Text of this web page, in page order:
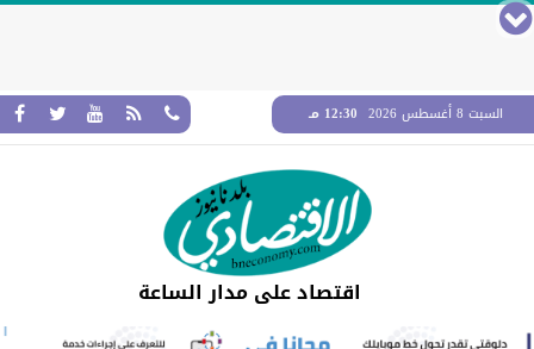
السبت 8 أغسطس 2026 12:30 مـ
اقتصاد على مدار الساعة